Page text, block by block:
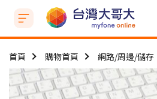
首頁 購物首頁 網路/周邊/儲存